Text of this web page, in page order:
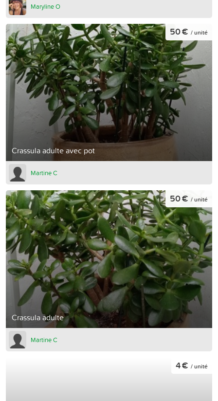
Maryline O
Crassula adulte avec pot
50 € / unité
Martine C
Crassula adulte
50 € / unité
Martine C
4 € / unité